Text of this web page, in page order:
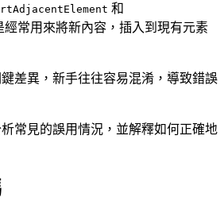
和
經常用來將新內容，插入到現有元素
差異，新手往往容易混淆，導致錯誤
常見的誤用情況，並解釋如何正確地